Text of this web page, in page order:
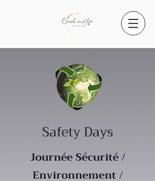
Safety Days
Journée Sécurité /
Environnement /